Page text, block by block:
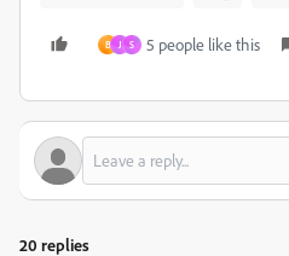
B J S 5 people like this
20 replies